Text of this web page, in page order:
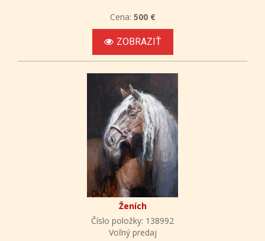
Cena: 500 €
ZOBRAZIŤ
Ženích
Číslo položky: 138992
Voľný predaj